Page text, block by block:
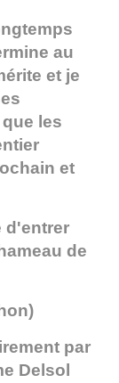
au
et je
les
et
d'entrer
de
par
Delsol